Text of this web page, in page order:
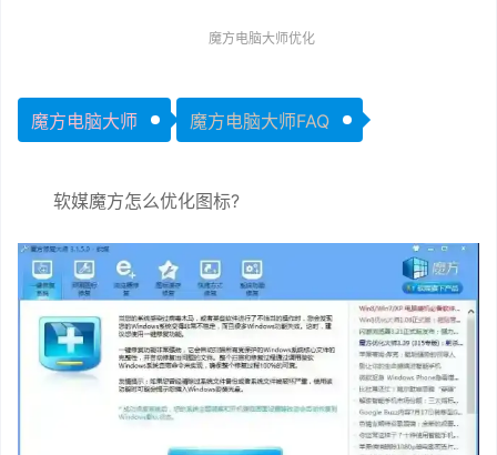
魔方电脑大师优化
魔方电脑大师 魔方电脑大师FAQ
软媒魔方怎么优化图标?